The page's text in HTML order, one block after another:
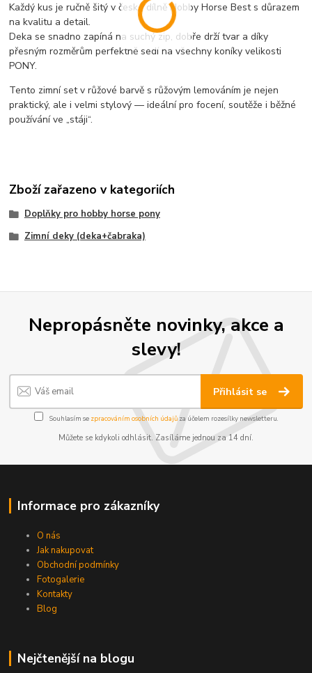
Každý kus je ručně šitý v české dílně Hobby Horse Best s důrazem
na kvalitu a detail.
Deka se snadno zapíná na suchý zip, dobře drží tvar a díky
přesným rozměrům perfektně sedí na všechny koníky velikosti
PONY.
Tento zimní set v růžové barvě s růžovým lemováním je nejen
praktický, ale i velmi stylový — ideální pro focení, soutěže i běžné
používání ve „stáji“.
Zboží zařazeno v kategoriích
Doplňky pro hobby horse pony
Zimní deky (deka+čabraka)
Nepropásněte novinky, akce a
slevy!
Přihlásit se
Souhlasím se zpracováním osobních údajůza účelem rozesílky newsletteru.
Můžete se kdykoli odhlásit. Zasíláme jednou za 14 dní.
Informace pro zákazníky
O nás
Jak nakupovat
Obchodní podmínky
Fotogalerie
Kontakty
Blog
Nejčtenější na blogu